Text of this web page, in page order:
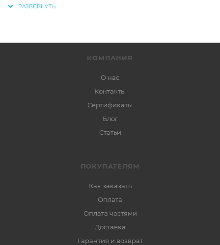
КОМПАНИЯ
О нас
Контакты
Сертификаты
Блог
Статьи
ПОКУПАТЕЛЯМ
Как заказать
Оплата
Оплата частями
Доставка
Гарантия и возврат